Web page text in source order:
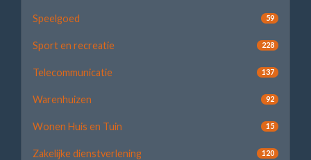
Speelgoed 59
Sport en recreatie 228
Telecommunicatie 137
Warenhuizen 92
Wonen Huis en Tuin 15
Zakelijke dienstverlening 120